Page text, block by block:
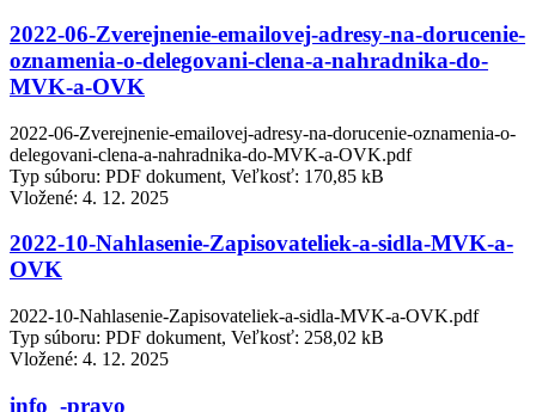
2022-06-Zverejnenie-emailovej-adresy-na-dorucenie-
oznamenia-o-delegovani-clena-a-nahradnika-do-
MVK-a-OVK
2022-06-Zverejnenie-emailovej-adresy-na-dorucenie-oznamenia-o-
delegovani-clena-a-nahradnika-do-MVK-a-OVK.pdf
Typ súboru: PDF dokument, Veľkosť: 170,85 kB
Vložené: 4. 12. 2025
2022-10-Nahlasenie-Zapisovateliek-a-sidla-MVK-a-
OVK
2022-10-Nahlasenie-Zapisovateliek-a-sidla-MVK-a-OVK.pdf
Typ súboru: PDF dokument, Veľkosť: 258,02 kB
Vložené: 4. 12. 2025
info_-pravo